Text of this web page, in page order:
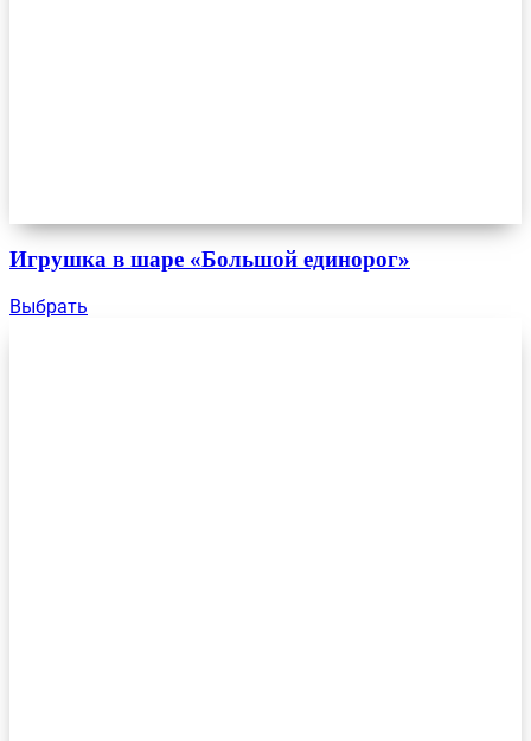
Игрушка в шаре «Большой единорог»
Выбрать